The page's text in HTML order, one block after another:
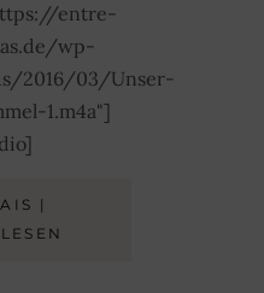
entre-
wp-
2016/03/Unser-
1.m4a"]
|